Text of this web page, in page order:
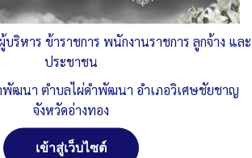
การ การอนุญาตใช้งาน Cookies
บาลตำบลไผ่ดำพัฒนา ตำบลไผ่ดำพัฒนา อำเภอ
หวัดอ่างทอง (www.phaidum.go.th) มีการใช้งาน
รือ เทคโนโลยีอื่นที่มีลักษณะใกล้เคียงกันกับคุกกี้ บน
ปราม การทุจริต
ริหาร ข้าราชการ พนักงานราชการ ลูกจ้าง และ
ประชาชน
พัฒนา ตำบลไผ่ดำพัฒนา อำเภอวิเศษชัยชาญ
จังหวัดอ่างทอง
เข้าสู่เว็บไซต์